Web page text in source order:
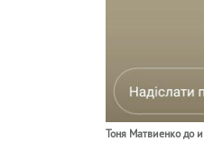
Тоня Матвиенко до